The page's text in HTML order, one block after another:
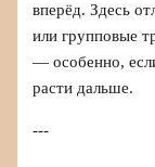
вперёд. Здесь
или групповые
— особенно,
расти дальше.
---